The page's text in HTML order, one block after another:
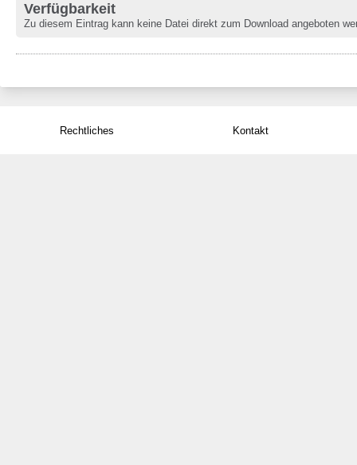
Verfügbarkeit
Zu diesem Eintrag kann keine Datei direkt zum Download angeboten
Rechtliches Kontakt